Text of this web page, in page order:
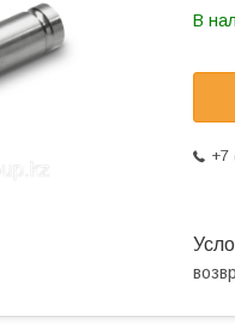
В
+7